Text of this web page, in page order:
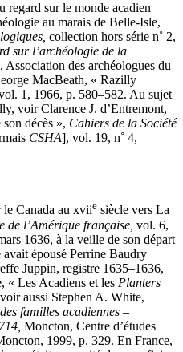
sur le monde acadien
au marais de Belle-Isle,
collection hors série n˚ 2,
sur l’archéologie de la
Association des archéologues du
MacBeath, « Razilly
1, 1966, p. 580–582. Au sujet
voir Clarence J. d’Entremont,
décès », Cahiers de la Société
CSHA], vol. 19, n˚ 4,
Canada au xviie siècle vers La
de l’Amérique française, vol. 6,
1636, à la veille de son départ
épousé Perrine Baudry
Juppin, registre 1635–1636,
« Les Acadiens et les Planters
aussi Stephen A. White,
familles acadiennes –
Moncton, Centre d’études
1999, p. 329. En France,